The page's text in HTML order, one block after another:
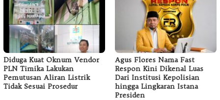
Diduga Kuat Oknum Vendor
PLN Timika Lakukan
Pemutusan Aliran Listrik
Tidak Sesuai Prosedur
Agus Flores Nama Fast
Respon Kini Dikenal Luas
Dari Institusi Kepolisian
hingga Lingkaran Istana
Presiden